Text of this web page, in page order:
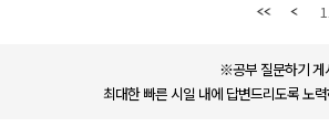
※공부 질문하기 게
최대한 빠른 시일 내에 답변드리도록 노